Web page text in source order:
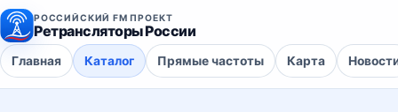
РОССИЙСКИЙ FM ПРОЕКТ
Ретрансляторы России
Главная Каталог Прямые частоты Карта